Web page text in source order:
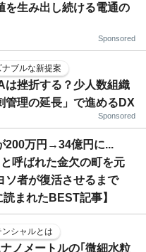
を生み出し続ける電通の
Sponsored
ブルな新提案
は挫折する？少人数組織
管理の延長」で進めるDX
Sponsored
200万円→34億円に...
と呼ばれた金欠の町を元
ソ者が復活させるまで
読まれたBEST記事】
シャルとは
ノメートルの｢微細水粒